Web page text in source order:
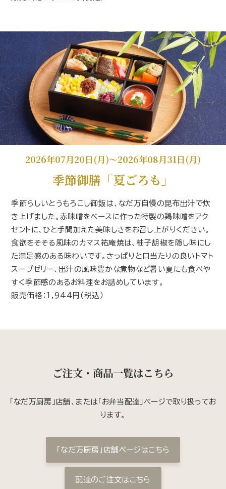
2026年07月20日(月)～2026年08月31日(月)
季節御膳「夏ごろも」
季節らしいとうもろこし御飯は、なだ万自慢の昆布出汁で炊
き上げました。赤味噌をベースに作った特製の鶏味噌をアク
セントに、ひと手間加えた美味しさをお召し上がりください。
食欲をそそる風味のカマス祐庵焼は、柚子胡椒を隠し味にし
た満足感のある味わいです。さっぱりと口当たりの良いトマト
スープゼリー、出汁の風味豊かな煮物など暑い夏にも食べや
すく季節感のあるお料理をお詰めしています。
販売価格：1,944円(税込）
ご注文・商品一覧はこちら
「なだ万厨房」店舗、または「お弁当配達」ページで取り扱ってお
ります。
「なだ万厨房」店舗ページはこちら
配達のご注文はこちら